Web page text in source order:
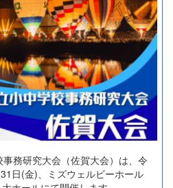
務研究大会（佐賀大会）は、令
日(金)、ミズウェルビーホール